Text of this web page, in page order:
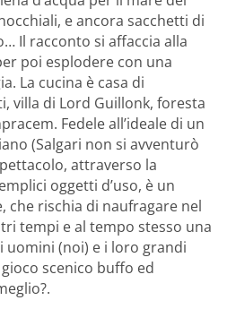
e ancora sacchetti di
Il racconto si affaccia alla
poi esplodere con una
La cucina è casa di
villa di Lord Guillonk, foresta
Fedele all’ideale di un
(Salgari non si avventurò
attraverso la
oggetti d’uso, è un
che rischia di naufragare nel
tempi e al tempo stesso una
uomini (noi) e i loro grandi
scenico buffo ed